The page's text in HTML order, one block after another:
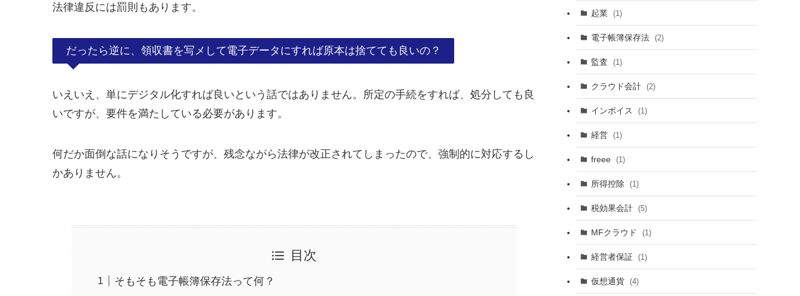
法律違反には罰則もあります。
だったら逆に、領収書を写メして電子データにすれば原本は捨てても良いの？
いえいえ、単にデジタル化すれば良いという話ではありません。所定の手続をすれば、処分しても良
いですが、要件を満たしている必要があります。
何だか面倒な話になりそうですが、残念ながら法律が改正されてしまったので、強制的に対応するし
かありません。
目次
そもそも電子帳簿保存法って何？
起業 (1)
電子帳簿保存法 (2)
監査 (1)
クラウド会計 (2)
インボイス (1)
経営 (1)
freee (1)
所得控除 (1)
税効果会計 (5)
MFクラウド (1)
経営者保証 (1)
仮想通貨 (4)